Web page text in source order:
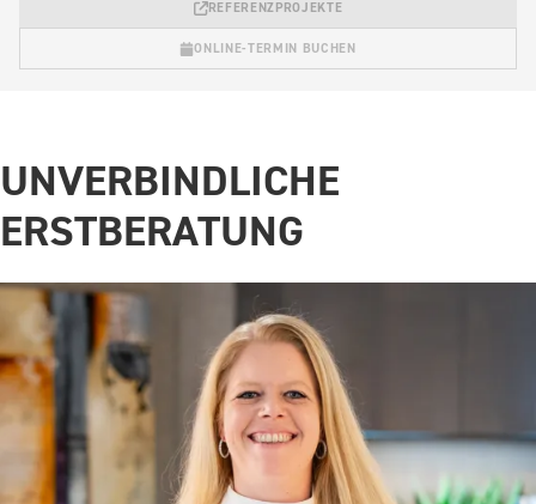
REFERENZPROJEKTE
ONLINE-TERMIN BUCHEN
UNVERBINDLICHE
ERSTBERATUNG